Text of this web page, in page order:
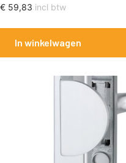
€ 59,83 incl btw
In winkelwagen